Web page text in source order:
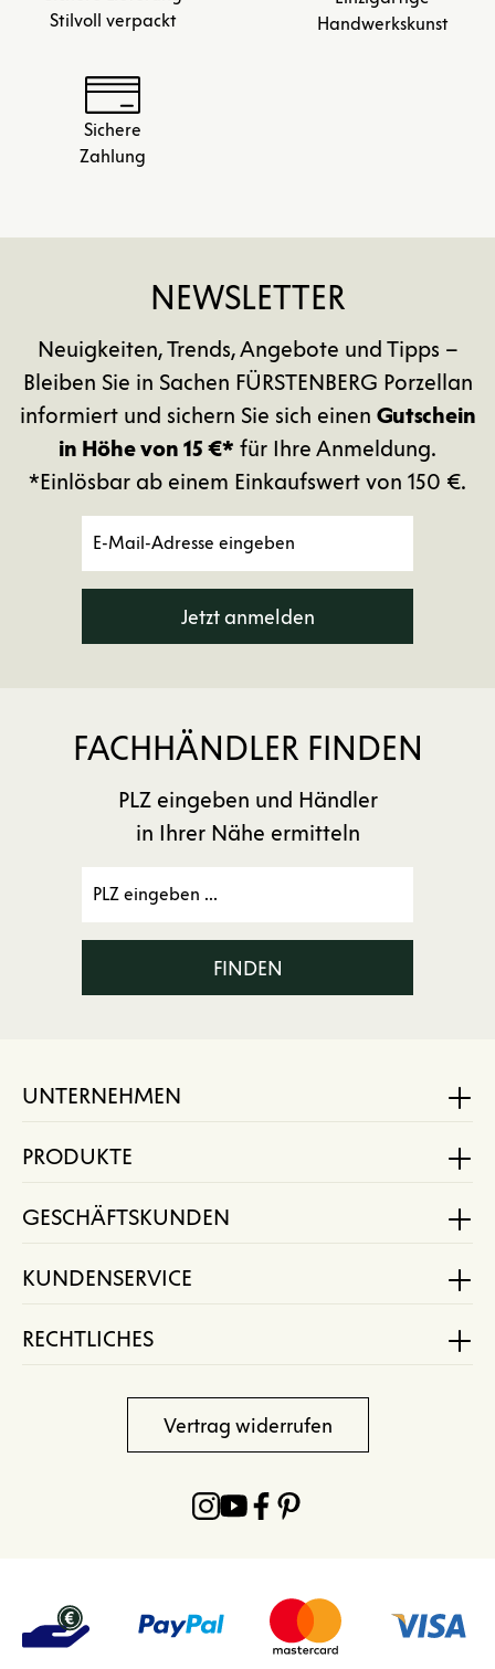
Stilvoll verpackt
Handwerkskunst
Sichere
Zahlung
NEWSLETTER
Neuigkeiten, Trends, Angebote und Tipps –
Bleiben Sie in Sachen FÜRSTENBERG Porzellan
informiert und sichern Sie sich einen Gutschein
in Höhe von 15 €* für Ihre Anmeldung.
*Einlösbar ab einem Einkaufswert von 150 €.
Jetzt anmelden
FACHHÄNDLER FINDEN
PLZ eingeben und Händler
in Ihrer Nähe ermitteln
FINDEN
UNTERNEHMEN
PRODUKTE
GESCHÄFTSKUNDEN
KUNDENSERVICE
RECHTLICHES
Vertrag widerrufen